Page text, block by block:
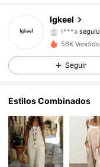
Igkeel
t***a seguiu
f***0 está a
4,70
10K
4,70 10K
4,70 10K
56K
Seguir
Estilos Combinados